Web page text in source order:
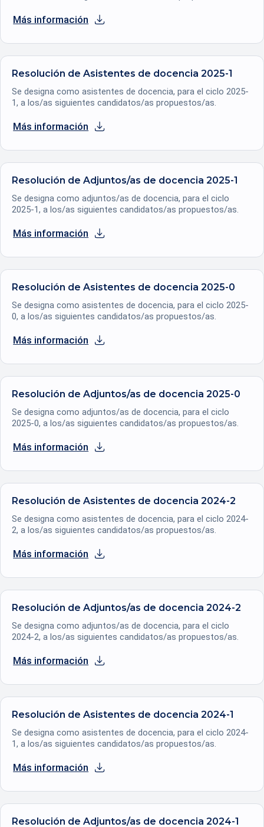
Más informaciónse abre en una nueva pestaña
Resolución de Asistentes de docencia 2025-1
Se designa como asistentes de docencia, para el ciclo 2025-
1, a los/as siguientes candidatos/as propuestos/as.
Más informaciónse abre en una nueva pestaña
Resolución de Adjuntos/as de docencia 2025-1
Se designa como adjuntos/as de docencia, para el ciclo
2025-1, a los/as siguientes candidatos/as propuestos/as.
Más informaciónse abre en una nueva pestaña
Resolución de Asistentes de docencia 2025-0
Se designa como asistentes de docencia, para el ciclo 2025-
0, a los/as siguientes candidatos/as propuestos/as.
Más informaciónse abre en una nueva pestaña
Resolución de Adjuntos/as de docencia 2025-0
Se designa como adjuntos/as de docencia, para el ciclo
2025-0, a los/as siguientes candidatos/as propuestos/as.
Más informaciónse abre en una nueva pestaña
Resolución de Asistentes de docencia 2024-2
Se designa como asistentes de docencia, para el ciclo 2024-
2, a los/as siguientes candidatos/as propuestos/as.
Más informaciónse abre en una nueva pestaña
Resolución de Adjuntos/as de docencia 2024-2
Se designa como adjuntos/as de docencia, para el ciclo
2024-2, a los/as siguientes candidatos/as propuestos/as.
Más informaciónse abre en una nueva pestaña
Resolución de Asistentes de docencia 2024-1
Se designa como asistentes de docencia, para el ciclo 2024-
1, a los/as siguientes candidatos/as propuestos/as.
Más informaciónse abre en una nueva pestaña
Resolución de Adjuntos/as de docencia 2024-1